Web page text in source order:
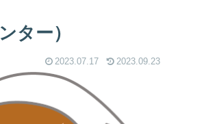
ター）
2023.07.17 2023.09.23